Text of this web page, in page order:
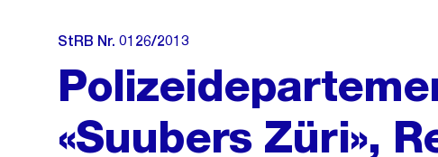
StRB Nr. 0126/2013
«Suubers Züri»,